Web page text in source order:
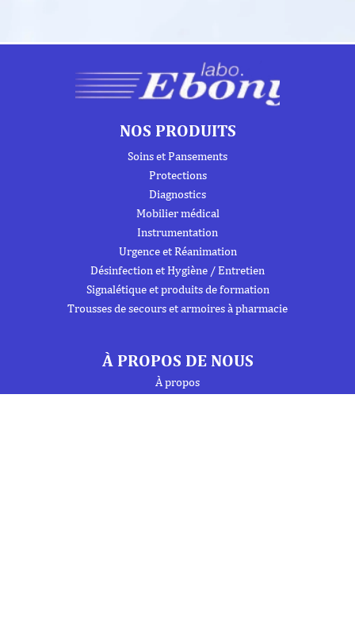
NOS PRODUITS
Soins et Pansements
Protections
Diagnostics
Mobilier médical
Instrumentation
Urgence et Réanimation
Désinfection et Hygiène / Entretien
Signalétique et produits de formation
Trousses de secours et armoires à pharmacie
À PROPOS DE NOUS
À propos